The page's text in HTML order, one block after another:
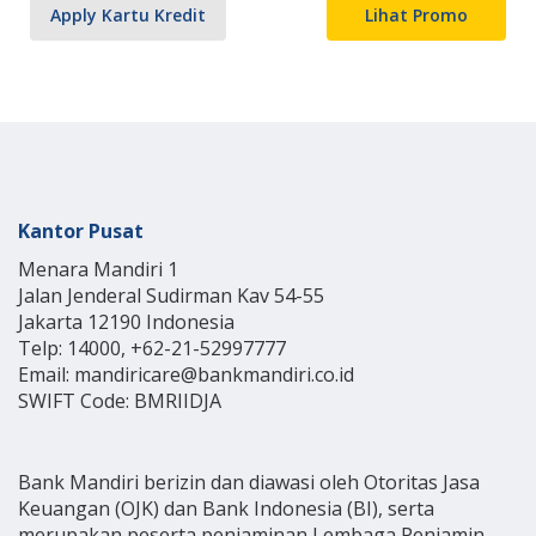
Apply Kartu Kredit Lihat Promo
Kantor Pusat
Menara Mandiri 1
Jalan Jenderal Sudirman Kav 54-55
Jakarta 12190 Indonesia
Telp: 14000, +62-21-52997777
Email: mandiricare@bankmandiri.co.id
SWIFT Code: BMRIIDJA
Bank Mandiri berizin dan diawasi oleh Otoritas Jasa
Keuangan (OJK) dan Bank Indonesia (BI), serta